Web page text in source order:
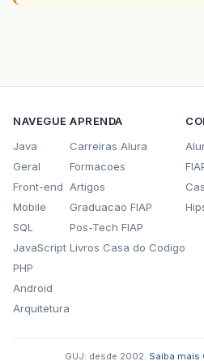
NAVEGUE
Java
Geral
Front-end
Mobile
SQL
JavaScript
PHP
Android
Arquitetura
APRENDA
Carreiras Alura
Formacoes
Artigos
Graduacao FIAP
Pos-Tech FIAP
Livros Casa do Codigo
GUJ: desde 2002. Saiba mais